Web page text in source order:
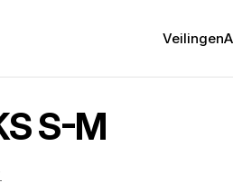
Veilingen
S-M